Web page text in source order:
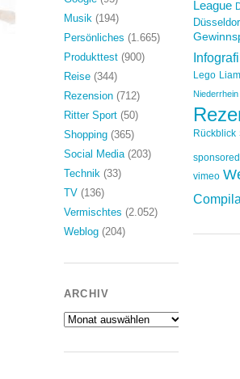
Musik (194)
Persönliches (1.665)
Produkttest(900)
Reise(344)
Rezension(712)
Ritter Sport(50)
Shopping(365)
Social Media(203)
Technik (33)
TV(136)
Vermischtes (2.052)
Weblog(204)
ARCHIV
Archiv
League
Lego Liam
Niederrhein
Rückblick
sponsored
vimeo